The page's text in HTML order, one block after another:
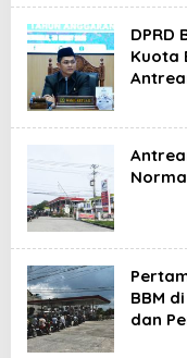
DPRD
Kuota
BBM
dan